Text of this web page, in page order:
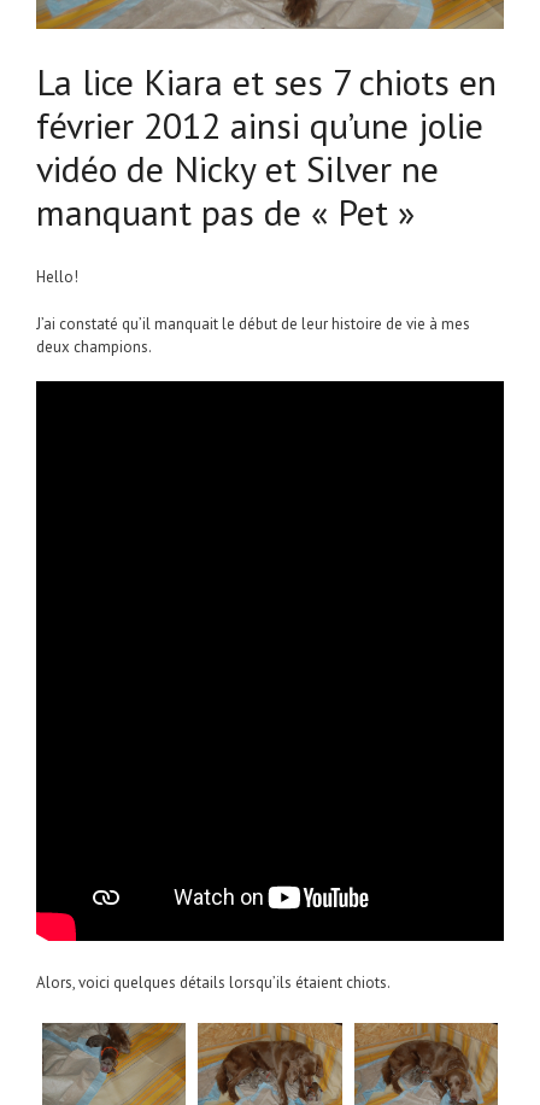
La lice Kiara et ses 7 chiots en
février 2012 ainsi qu’une jolie
vidéo de Nicky et Silver ne
manquant pas de « Pet »
Hello!
J’ai constaté qu’il manquait le début de leur histoire de vie à mes
deux champions.
Alors, voici quelques détails lorsqu’ils étaient chiots.